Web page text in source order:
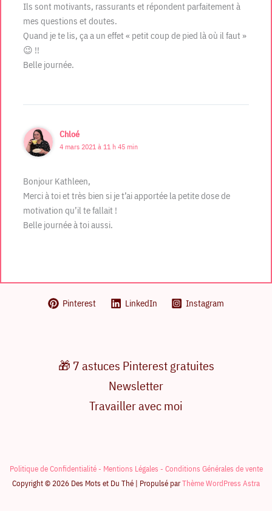
Ils sont motivants, rassurants et répondent parfaitement à
mes questions et doutes.
Quand je te lis, ça a un effet « petit coup de pied là où il faut »
😉 !!
Belle journée.
Chloé
4 mars 2021 à 11 h 45 min
Bonjour Kathleen,
Merci à toi et très bien si je t’ai apportée la petite dose de
motivation qu’il te fallait !
Belle journée à toi aussi.
Pinterest LinkedIn Instagram
🎁 7 astuces Pinterest gratuites
Newsletter
Travailler avec moi
Politique de Confidentialité - Mentions Légales - Conditions Générales de vente
Copyright © 2026 Des Mots et Du Thé | Propulsé parThème WordPress Astra